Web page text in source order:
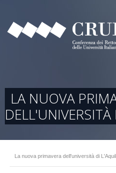
LA NUOVA
La nuova primavera dell'università di